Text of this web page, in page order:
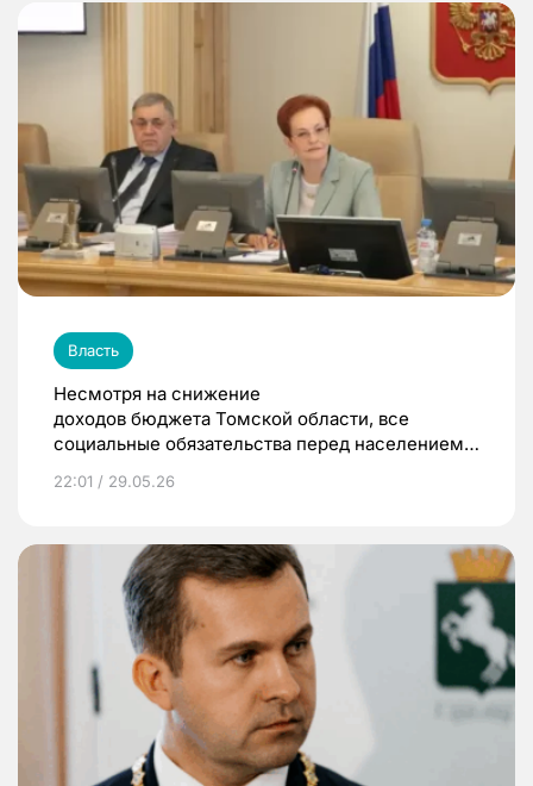
Власть
Несмотря на снижение
доходов бюджета Томской области, все
социальные обязательства перед населением
22:01 / 29.05.26